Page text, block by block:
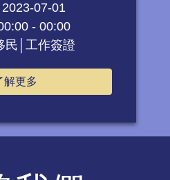
2023-07-01
- 00:00
民│工作簽證
解更多